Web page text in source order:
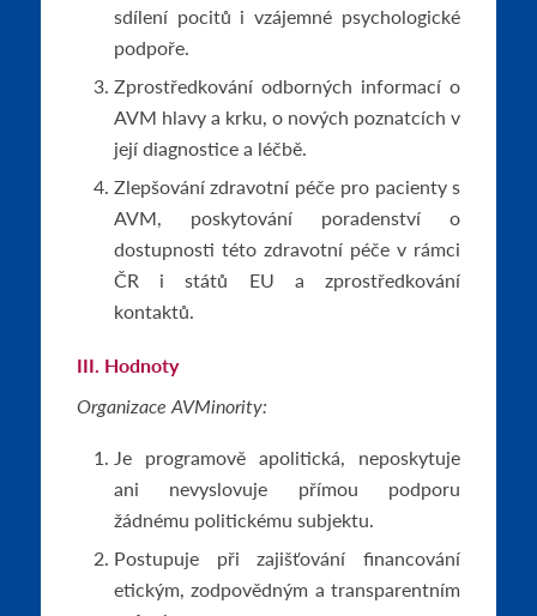
sdílení pocitů i vzájemné psychologické
podpoře.
Zprostředkování odborných informací o
AVM hlavy a krku, o nových poznatcích v
její diagnostice a léčbě.
Zlepšování zdravotní péče pro pacienty s
AVM, poskytování poradenství o
dostupnosti této zdravotní péče v rámci
ČR i států EU a zprostředkování
kontaktů.
III. Hodnoty
Organizace AVMinority:
Je programově apolitická, neposkytuje
ani nevyslovuje přímou podporu
žádnému politickému subjektu.
Postupuje při zajišťování financování
etickým, zodpovědným a transparentním